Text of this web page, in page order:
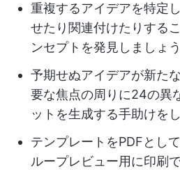
重複するアイデアを特定
せたり関連付けたりする
ンセプトを発見しましょう
予期せぬアイデアが新た
要な焦点の周りに24の異
ットを生成する手助けをし
テンプレートをPDFとし
ループレビュー用に印刷で